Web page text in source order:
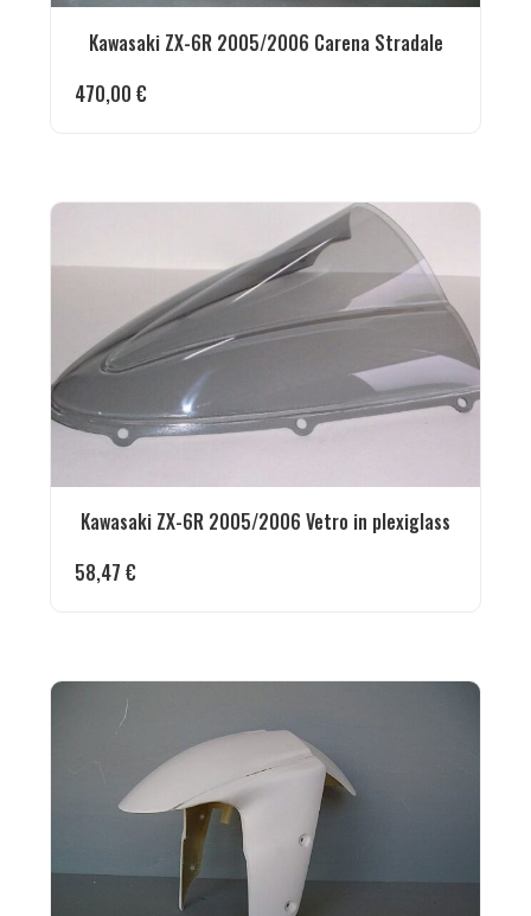
Kawasaki ZX-6R 2005/2006 Carena Stradale
470,00 €
Kawasaki ZX-6R 2005/2006 Vetro in plexiglass
58,47 €